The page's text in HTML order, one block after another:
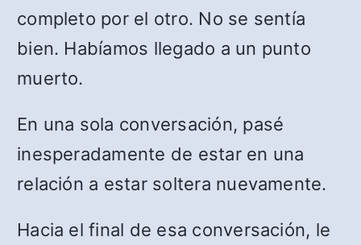
completo por el otro. No se sentía
bien. Habíamos llegado a un punto
muerto.
En una sola conversación, pasé
inesperadamente de estar en una
relación a estar soltera nuevamente.
Hacia el final de esa conversación, le